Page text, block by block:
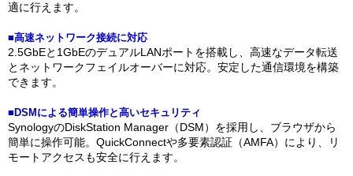
適に行えます。
■高速ネットワーク接続に対応
2.5GbEと1GbEのデュアルLANポートを搭載し、高速なデータ転送
とネットワークフェイルオーバーに対応。安定した通信環境を構築
できます。
■DSMによる簡単操作と高いセキュリティ
SynologyのDiskStation Manager（DSM）を採用し、ブラウザから
簡単に操作可能。QuickConnectや多要素認証（AMFA）により、リ
モートアクセスも安全に行えます。